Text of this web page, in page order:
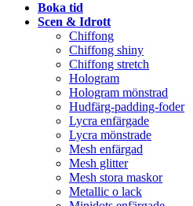
Boka tid
Scen & Idrott
Chiffong
Chiffong shiny
Chiffong stretch
Hologram
Hologram mönstrad
Hudfärg-padding-foder
Lycra enfärgade
Lycra mönstrade
Mesh enfärgad
Mesh glitter
Mesh stora maskor
Metallic o lack